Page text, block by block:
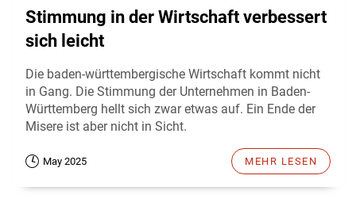
Stimmung in der Wirtschaft verbessert
sich leicht
Die baden-württembergische Wirtschaft kommt nicht
in Gang. Die Stimmung der Unternehmen in Baden-
Württemberg hellt sich zwar etwas auf. Ein Ende der
Misere ist aber nicht in Sicht.
May 2025 MEHR LESEN